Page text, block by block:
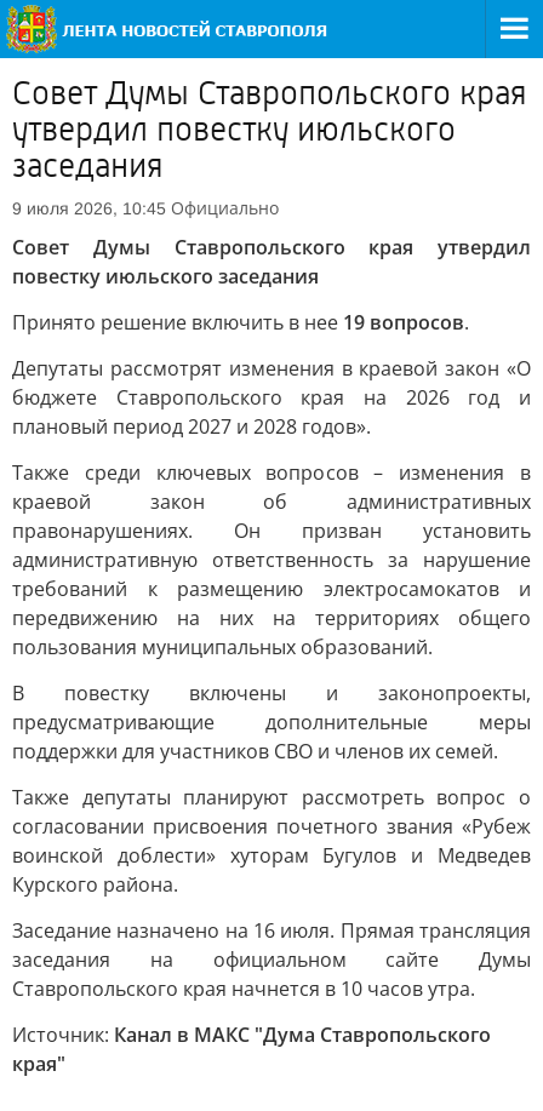
Совет Думы Ставропольского края
утвердил повестку июльского
заседания
9 июля 2026, 10:45 Официально
Совет Думы Ставропольского края утвердил
повестку июльского заседания
Принято решение включить в нее 19 вопросов.
Депутаты рассмотрят изменения в краевой закон «О
бюджете Ставропольского края на 2026 год и
плановый период 2027 и 2028 годов».
Также среди ключевых вопросов – изменения в
краевой закон об административных
правонарушениях. Он призван установить
административную ответственность за нарушение
требований к размещению электросамокатов и
передвижению на них на территориях общего
пользования муниципальных образований.
В повестку включены и законопроекты,
предусматривающие дополнительные меры
поддержки для участников СВО и членов их семей.
Также депутаты планируют рассмотреть вопрос о
согласовании присвоения почетного звания «Рубеж
воинской доблести» хуторам Бугулов и Медведев
Курского района.
Заседание назначено на 16 июля. Прямая трансляция
заседания на официальном сайте Думы
Ставропольского края начнется в 10 часов утра.
Источник: Канал в МАКС "Дума Ставропольского
края"